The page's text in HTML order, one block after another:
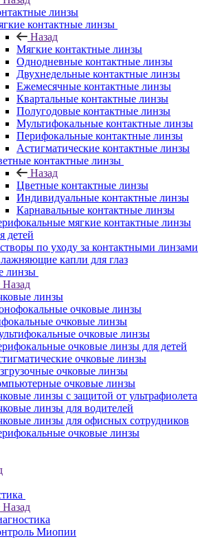
линзы
контактные линзы
Назад
Мягкие контактные линзы
Однодневные контактные линзы
Двухнедельные контактные линзы
Ежемесячные контактные линзы
Квартальные контактные линзы
Полугодовые контактные линзы
Мультифокальные контактные линзы
Перифокальные контактные линзы
Астигматические контактные линзы
контактные линзы
Назад
Цветные контактные линзы
Индивидуальные контактные линзы
Карнавальные контактные линзы
мягкие контактные линзы
детей
по уходу за контактными линзами
капли для глаз
линзы
Назад
линзы
очковые линзы
очковые линзы
очковые линзы
очковые линзы для детей
очковые линзы
очковые линзы
очковые линзы
линзы с защитой от ультрафиолета
линзы для водителей
линзы для офисных сотрудников
очковые линзы
Назад
Миопии